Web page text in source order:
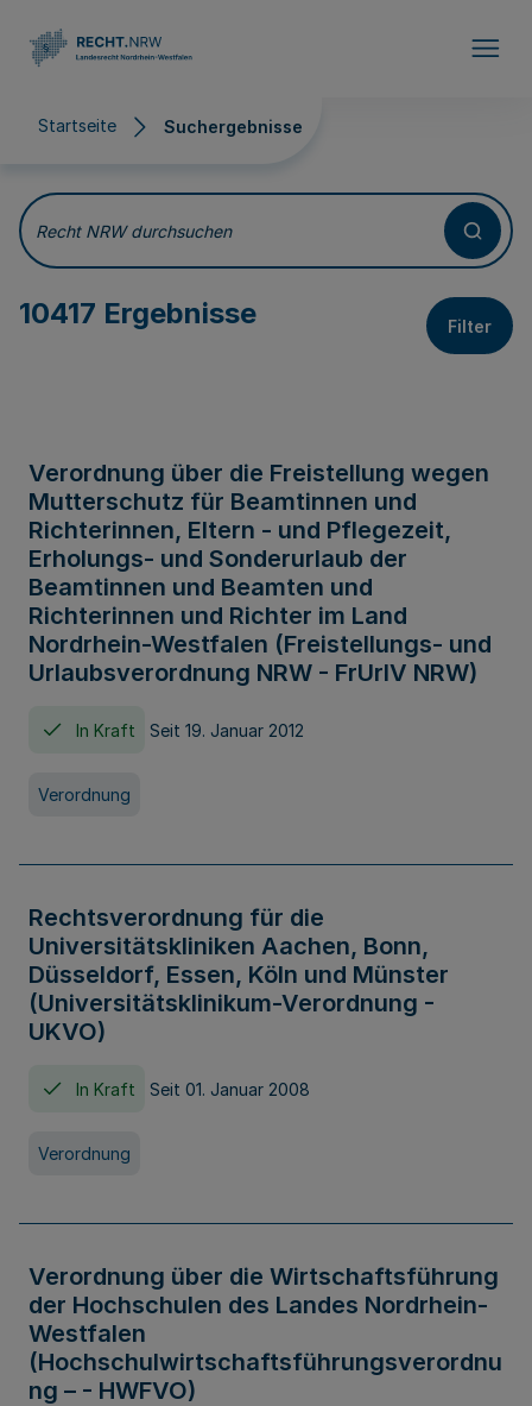
Startseite Suchergebnisse
Suchergebnisse
Recht NRW durchsuchen
10417 Ergebnisse Filter
Verordnung über die Freistellung wegen
Mutterschutz für Beamtinnen und
Richterinnen, Eltern - und Pflegezeit,
Erholungs- und Sonderurlaub der
Beamtinnen und Beamten und
Richterinnen und Richter im Land
Nordrhein-Westfalen (Freistellungs- und
Urlaubsverordnung NRW - FrUrlV NRW)
In Kraft Seit 19. Januar 2012
Verordnung
Rechtsverordnung für die
Universitätskliniken Aachen, Bonn,
Düsseldorf, Essen, Köln und Münster
(Universitätsklinikum-Verordnung -
UKVO)
In Kraft Seit 01. Januar 2008
Verordnung
Verordnung über die Wirtschaftsführung
der Hochschulen des Landes Nordrhein-
Westfalen
(Hochschulwirtschaftsführungsverordnu
ng – - HWFVO)